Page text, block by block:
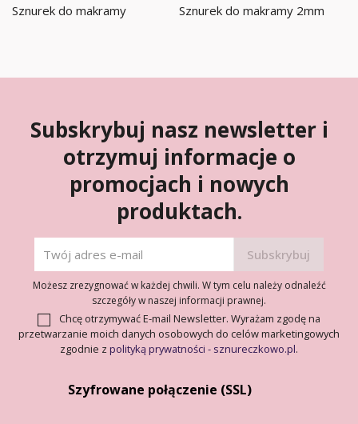
Sznurek do makramy Sznurek do makramy 2mm
Subskrybuj nasz newsletter i
otrzymuj informacje o
promocjach i nowych
produktach.
Możesz zrezygnować w każdej chwili. W tym celu należy odnaleźć
szczegóły w naszej informacji prawnej.
Chcę otrzymywać E-mail Newsletter. Wyrażam zgodę na
przetwarzanie moich danych osobowych do celów marketingowych
zgodnie z polityką prywatności - sznureczkowo.pl.
Szyfrowane połączenie (SSL)